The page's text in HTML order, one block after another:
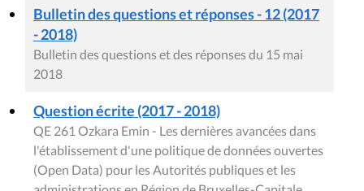
Bulletin des questions et réponses - 12 (2017
- 2018)
Bulletin des questions et des réponses du 15 mai
2018
Question écrite (2017 - 2018)
QE 261 Ozkara Emin - Les dernières avancées dans
l'établissement d'une politique de données ouvertes
(Open Data) pour les Autorités publiques et les